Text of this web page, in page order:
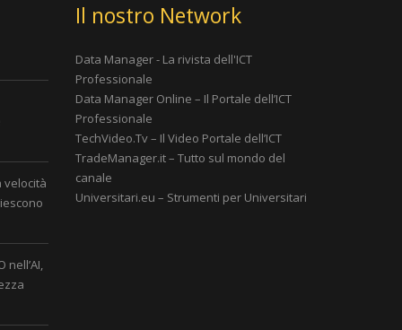
velocità
nell’AI,
Il nostro Network
Data Manager - La rivista dell'ICT
Professionale
Data Manager Online – Il Portale dell’ICT
Professionale
TechVideo.Tv – Il Video Portale dell’ICT
TradeManager.it – Tutto sul mondo del
canale
Universitari.eu – Strumenti per Universitari